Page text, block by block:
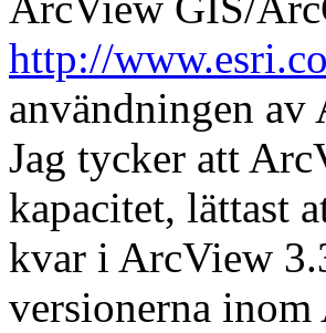
http://
användningen
Jag tycker att
kapacitet, lättast
kvar i ArcView
versionerna inom